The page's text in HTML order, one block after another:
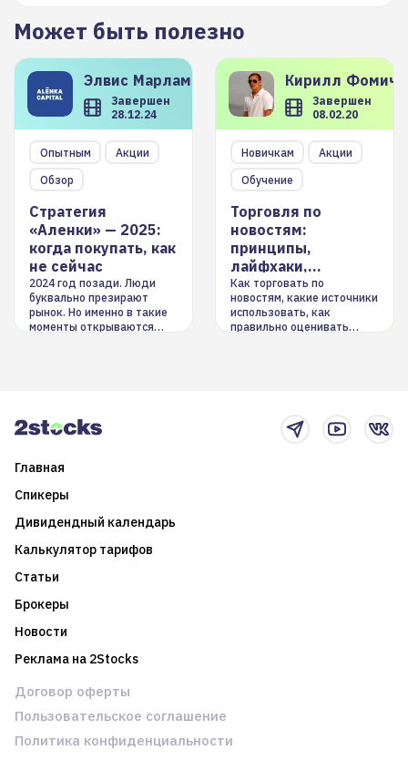
Может быть полезно
Элвис Марламов
Завершен
28.12.24
Опытным
Акции
Обзор
Стратегия
«Аленки» — 2025:
когда покупать, как
не сейчас
2024 год позади. Люди
буквально презирают
рынок. Но именно в такие
моменты открываются
Кирилл
Завершен
08.02.20
Новичкам
Акции
Обучение
Торговля по
новостям:
принципы,
лайфхаки,
инструменты
Как торговать по
новостям, какие источники
использовать, как
правильно оценивать
Главная
Спикеры
Дивидендный календарь
Калькулятор тарифов
Статьи
Брокеры
Новости
Реклама на 2Stocks
Договор оферты
Пользовательское соглашение
Политика конфиденциальности